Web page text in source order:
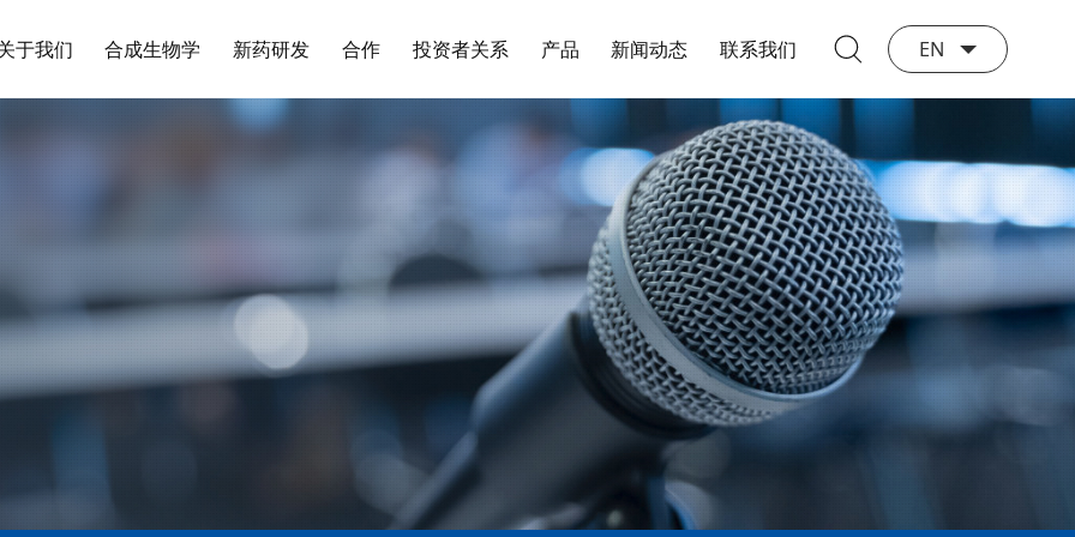
于我们 合成生物学 新药研发 合作 投资者关系 产品 新闻动态 联系我们 EN